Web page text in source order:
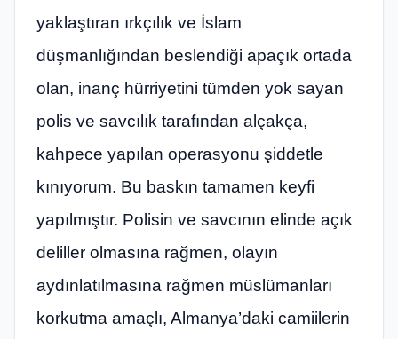
yaklaştıran ırkçılık ve İslam
düşmanlığından beslendiği apaçık ortada
olan, inanç hürriyetini tümden yok sayan
polis ve savcılık tarafından alçakça,
kahpece yapılan operasyonu şiddetle
kınıyorum. Bu baskın tamamen keyfi
yapılmıştır. Polisin ve savcının elinde açık
deliller olmasına rağmen, olayın
aydınlatılmasına rağmen müslümanları
korkutma amaçlı, Almanya’daki camiilerin